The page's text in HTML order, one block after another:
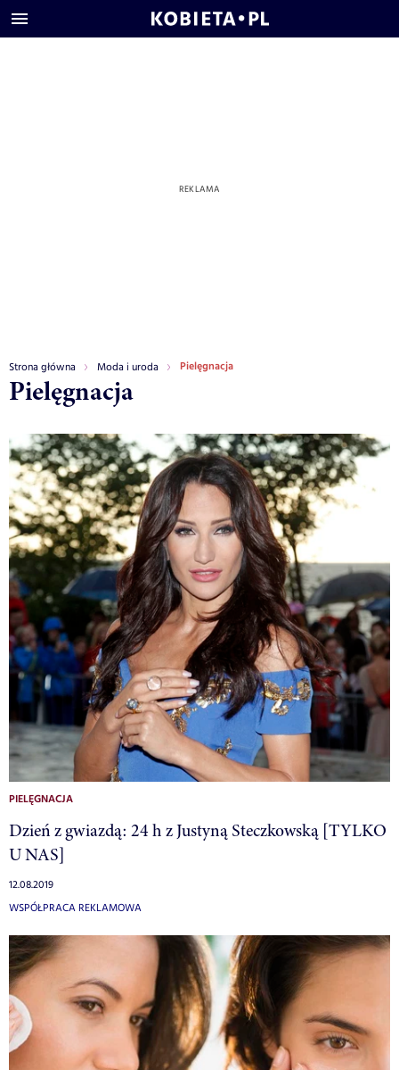
Strona główna Moda i uroda Pielęgnacja
Pielęgnacja
PIELĘGNACJA
Dzień z gwiazdą: 24 h z Justyną Steczkowską [TYLKO
U NAS]
12.08.2019
WSPÓŁPRACA REKLAMOWA